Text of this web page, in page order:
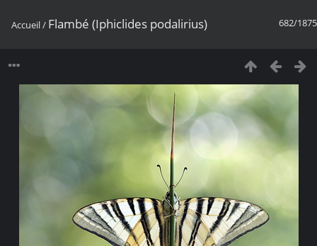
682/1875
Accueil/ Flambé (Iphiclides podalirius)